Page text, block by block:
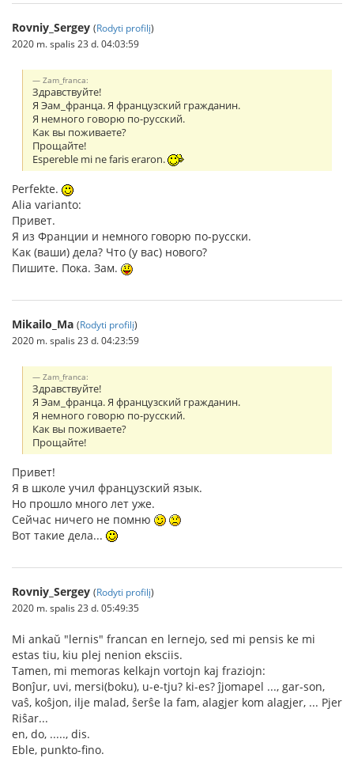
Rovniy_Sergey (Rodyti profilį)
2020 m. spalis 23 d. 04:03:59
Zam_franca:
Здравствуйте!
Я Эам_франца. Я французский гражданин.
Я немного говорю по-русский.
Как вы поживаете?
Прощайте!
Espereble mi ne faris eraron.
Perfekte.
Alia varianto:
Привет.
Я из Франции и немного говорю по-русски.
Как (ваши) дела? Что (у вас) нового?
Пишите. Пока. Зам.
Mikailo_Ma (Rodyti profilį)
2020 m. spalis 23 d. 04:23:59
Zam_franca:
Здравствуйте!
Я Эам_франца. Я французский гражданин.
Я немного говорю по-русский.
Как вы поживаете?
Прощайте!
Привет!
Я в школе учил французский язык.
Но прошло много лет уже.
Сейчас ничего не помню
Вот такие дела...
Rovniy_Sergey (Rodyti profilį)
2020 m. spalis 23 d. 05:49:35
Mi ankaŭ "lernis" francan en lernejo, sed mi pensis ke mi
estas tiu, kiu plej nenion eksciis.
Tamen, mi memoras kelkajn vortojn kaj fraziojn:
Bonĵur, uvi, mersi(boku), u-e-tju? ki-es? ĵjomapel ..., gar-son,
vaŝ, koŝjon, ilje malad, ŝerŝe la fam, alagjer kom alagjer, ... Pjer
Riŝar...
en, do, ....., dis.
Eble, punkto-fino.